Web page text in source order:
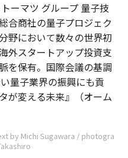
ーマツ グループ 量子技
合商社の量子プロジェク
野において数々の世界初
外スタートアップ投資支
を保有。国際会議の基調
量子業界の振興にも貢
が変える未来』（オーム
by Michi Sugawara / photogra